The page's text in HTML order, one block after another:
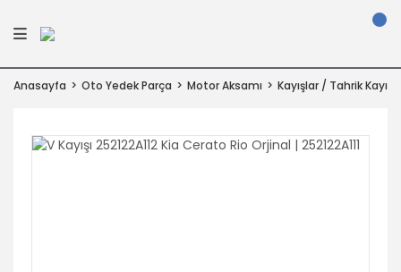
Anasayfa Oto Yedek Parça Motor Aksamı Kayışlar / Tahrik